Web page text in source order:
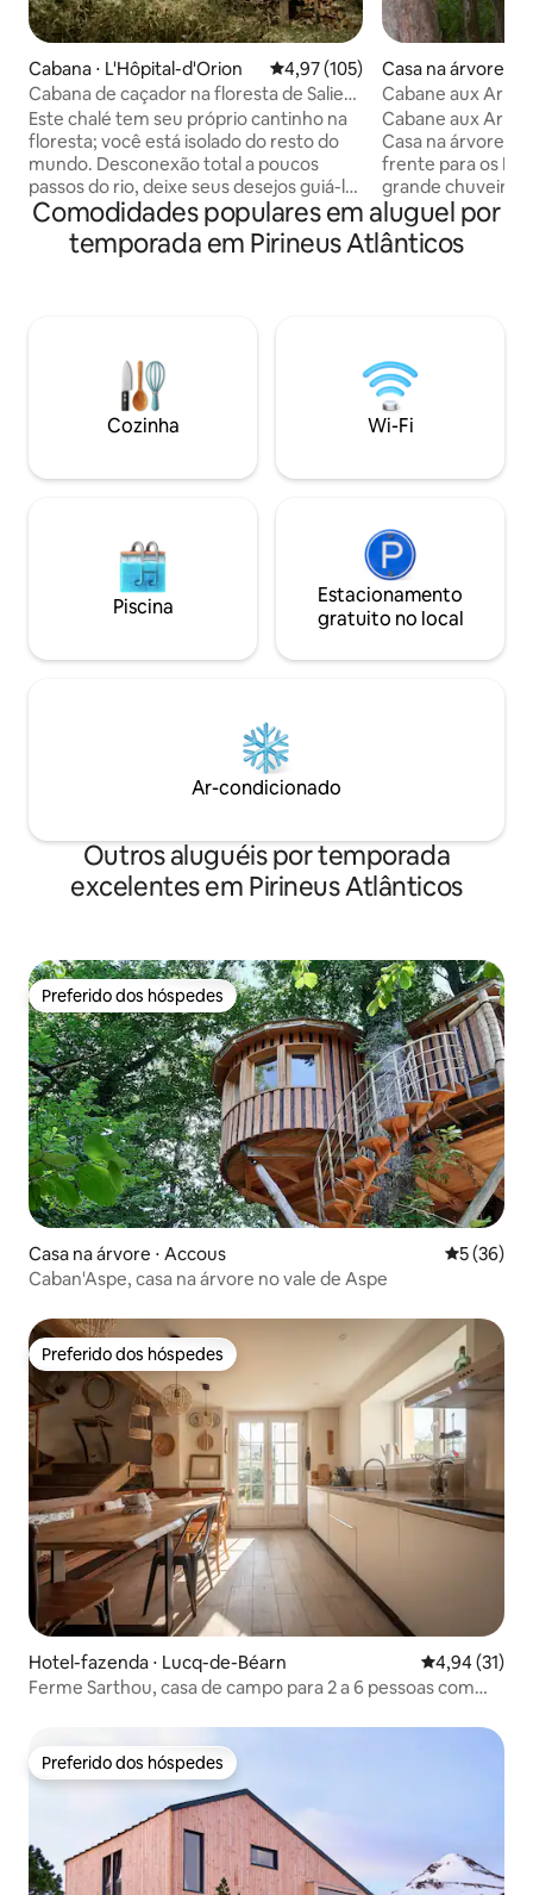
Cabana ⋅ L'Hôpital-d'Orion 4,97 de uma avaliação média de
4,97 (105)
Cabana de caçador na floresta de Salies-
de-Béarn
Este chalé tem seu próprio cantinho na
floresta; você está isolado do resto do
mundo. Desconexão total a poucos
passos do rio, deixe seus desejos guiá-lo
durante sua estadia. O chalé é composto
por um quarto no andar de cima com
uma cama e, no andar de baixo, um
embalado (€ 30/pessoa) ou tábua de
frios e queijos (€ 24) disponível à noite
(solicite com 48 horas de antecedência)
Casa na árvore ⋅
Cabane aux
árvore com vista
Cabane aux
Casa na árvore
frente para os
grande chuveiro
a floresta ou o
Trampolim
160*200, lençóis
castanheiro...
Fogão a lenha Cestas de café da manhã
e serviços
Comodidades populares em aluguel por
temporada em Pirineus Atlânticos
Cozinha Wi-Fi
Piscina
Estacionamento
gratuito no local
Ar-condicionado
Outros aluguéis por temporada
excelentes em Pirineus Atlânticos
Preferido dos hóspedes
Preferido dos hóspedes
Casa na árvore ⋅ Accous 5 de uma
5 (36)
Caban'Aspe, casa na árvore no vale de Aspe
Preferido dos hóspedes
Preferido dos hóspedes
Hotel-fazenda ⋅ Lucq-de-Béarn 4,94 de uma
4,94 (31)
Ferme Sarthou, casa de campo para 2 a 6 pessoas com
Preferido dos hóspedes
Preferido dos hóspedes